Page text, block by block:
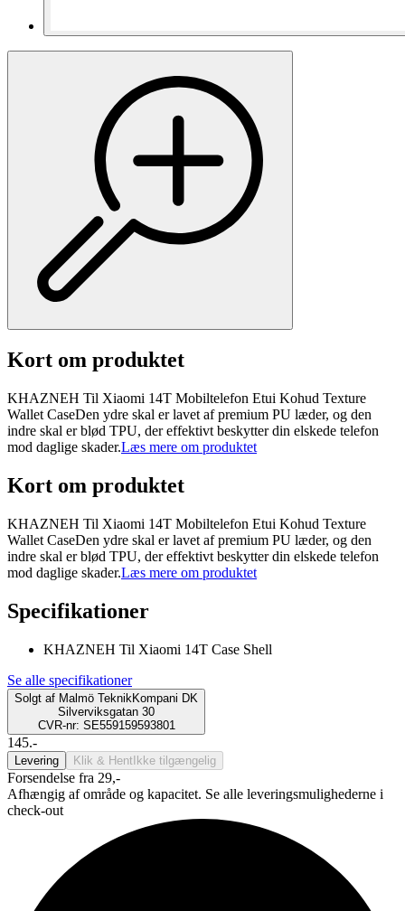
Kort om produktet
KHAZNEH Til Xiaomi 14T Mobiltelefon Etui Kohud Texture
Wallet CaseDen ydre skal er lavet af premium PU læder, og den
indre skal er blød TPU, der effektivt beskytter din elskede telefon
mod daglige skader.Læs mere om produktet
Kort om produktet
KHAZNEH Til Xiaomi 14T Mobiltelefon Etui Kohud Texture
Wallet CaseDen ydre skal er lavet af premium PU læder, og den
indre skal er blød TPU, der effektivt beskytter din elskede telefon
mod daglige skader.Læs mere om produktet
Specifikationer
KHAZNEH Til Xiaomi 14T Case Shell
Se alle specifikationer
Solgt af Malmö TeknikKompani DK
Silverviksgatan 30
CVR-nr: SE559159593801
145.-
Levering Klik & Hent Ikke tilgængelig
Forsendelse fra 29,-
Afhængig af område og kapacitet. Se alle leveringsmulighederne i
check-out